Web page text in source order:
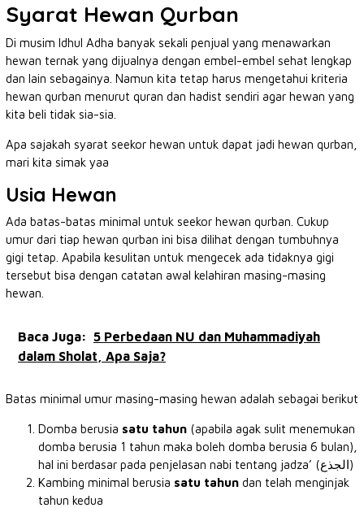
Syarat Hewan Qurban
Di musim Idhul Adha banyak sekali penjual yang menawarkan
hewan ternak yang dijualnya dengan embel-embel sehat lengkap
dan lain sebagainya. Namun kita tetap harus mengetahui kriteria
hewan qurban menurut quran dan hadist sendiri agar hewan yang
kita beli tidak sia-sia.
Apa sajakah syarat seekor hewan untuk dapat jadi hewan qurban,
mari kita simak yaa
Usia Hewan
Ada batas-batas minimal untuk seekor hewan qurban. Cukup
umur dari tiap hewan qurban ini bisa dilihat dengan tumbuhnya
gigi tetap. Apabila kesulitan untuk mengecek ada tidaknya gigi
tersebut bisa dengan catatan awal kelahiran masing-masing
hewan.
Baca Juga:
5 Perbedaan NU dan Muhammadiyah
dalam Sholat, Apa Saja?
Batas minimal umur masing-masing hewan adalah sebagai berikut
Domba berusia satu tahun (apabila agak sulit menemukan
domba berusia 1 tahun maka boleh domba berusia 6 bulan),
hal ini berdasar pada penjelasan nabi tentang jadza’ (الجذع)
Kambing minimal berusia satu tahun dan telah menginjak
tahun kedua